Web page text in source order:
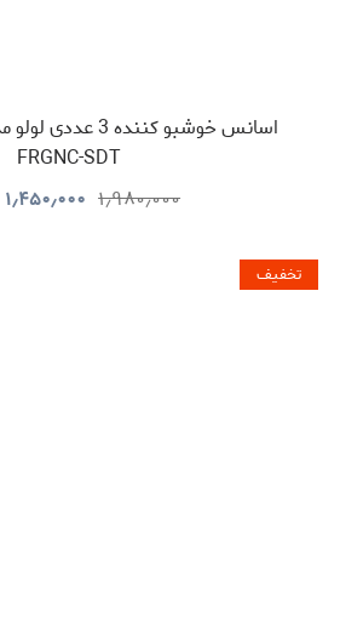
FRGNC-SDT
۱٫۹۸۰٫۰۰۰ ۱٫۴۵۰٫۰۰۰
تخفیف